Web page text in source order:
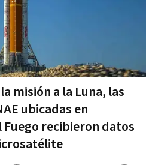
misión a la Luna, las
ubicadas en
recibieron datos